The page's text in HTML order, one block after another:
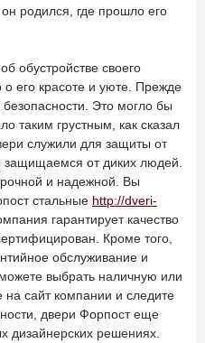
родился, где прошло его
обустройстве своего
его красоте и уюте. Прежде
Это могло бы
таким грустным, как сказал
служили для защиты от
от диких людей.
и надежной. Вы
стальные http://dveri-
гарантирует качество
Кроме того,
обслуживание и
выбрать наличную или
на сайт компании и следите
двери Форпост еще
дизайнерских решениях.